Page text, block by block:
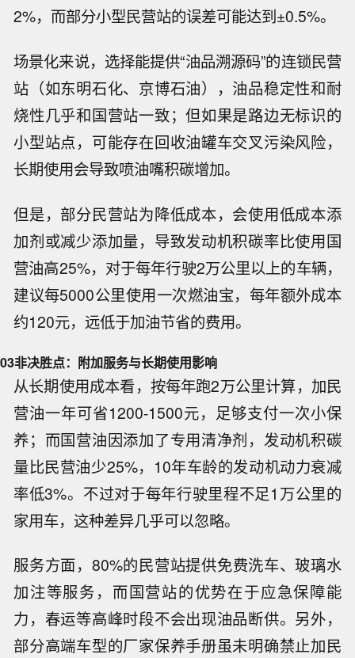
2%，而部分小型民营站的误差可能达到±0.5%。
场景化来说，选择能提供“油品溯源码”的连锁民营
站（如东明石化、京博石油），油品稳定性和耐
烧性几乎和国营站一致；但如果是路边无标识的
小型站点，可能存在回收油罐车交叉污染风险，
长期使用会导致喷油嘴积碳增加。
但是，部分民营站为降低成本，会使用低成本添
加剂或减少添加量，导致发动机积碳率比使用国
营油高25%，对于每年行驶2万公里以上的车辆，
建议每5000公里使用一次燃油宝，每年额外成本
约120元，远低于加油节省的费用。
03非决胜点：附加服务与长期使用影响
从长期使用成本看，按每年跑2万公里计算，加民
营油一年可省1200-1500元，足够支付一次小保
养；而国营油因添加了专用清净剂，发动机积碳
量比民营油少25%，10年车龄的发动机动力衰减
率低3%。不过对于每年行驶里程不足1万公里的
家用车，这种差异几乎可以忽略。
服务方面，80%的民营站提供免费洗车、玻璃水
加注等服务，而国营站的优势在于应急保障能
力，春运等高峰时段不会出现油品断供。另外，
部分高端车型的厂家保养手册虽未明确禁止加民